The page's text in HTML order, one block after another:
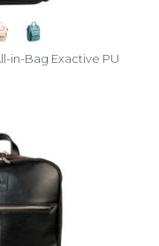
in-Bag Exactive PU